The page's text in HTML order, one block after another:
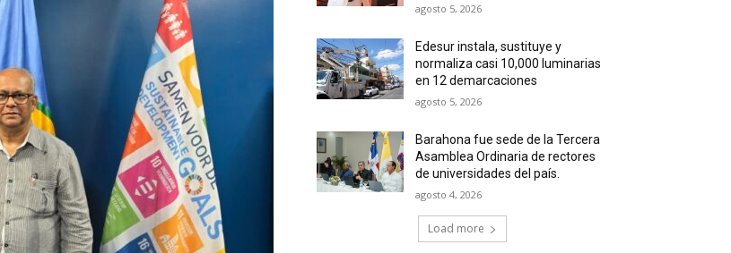
agosto 5, 2026
Edesur instala, sustituye y
normaliza casi 10,000 luminarias
en 12 demarcaciones
agosto 5, 2026
Barahona fue sede de la Tercera
Asamblea Ordinaria de rectores
de universidades del país.
agosto 4, 2026
Load more